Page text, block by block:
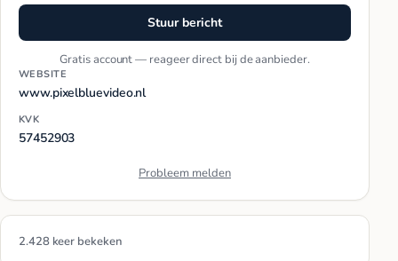
Stuur bericht
Gratis account — reageer direct bij de aanbieder.
WEBSITE
www.pixelbluevideo.nl
KVK
57452903
Probleem melden
2.428 keer bekeken